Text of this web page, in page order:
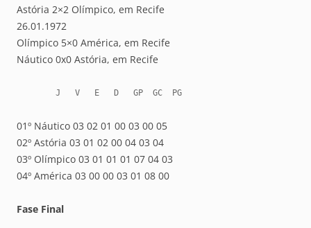
Astória 2×2 Olímpico, em Recife
26.01.1972
Olímpico 5×0 América, em Recife
Náutico 0x0 Astória, em Recife
        J   V   E   D   GP  GC  PG
01º Náutico 03 02 01 00 03 00 05
02º Astória 03 01 02 00 04 03 04
03º Olímpico 03 01 01 01 07 04 03
04º América 03 00 00 03 01 08 00
Fase Final